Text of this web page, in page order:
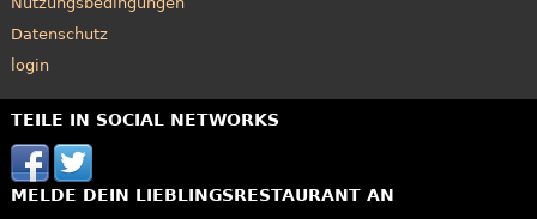
Datenschutz
login
TEILE IN SOCIAL NETWORKS
MELDE DEIN LIEBLINGSRESTAURANT AN